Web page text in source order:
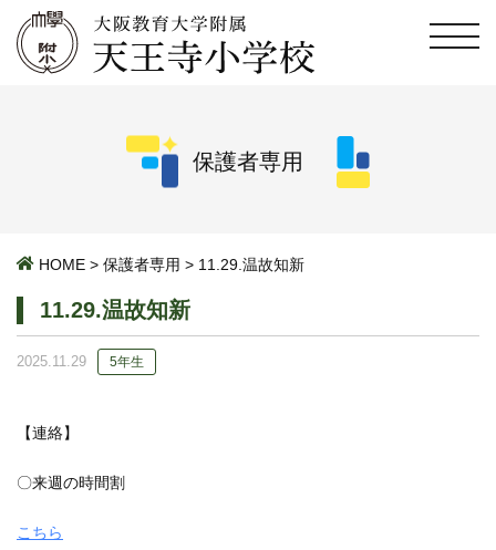
保護者専用
HOME > 保護者専用 > 11.29.温故知新
11.29.温故知新
2025.11.29 5年生
【連絡】
〇来週の時間割
こちら